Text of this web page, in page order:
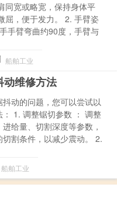
同宽或略宽，保持身体平
屈，便于发力。 2. 手臂姿
手臂弯曲约90度，手臂与
船舶工业
动维修方法
动的问题，您可以尝试以
： 1. 调整锯切参数 ： 调整
给量、切割深度等参数，
切割条件，以减少震动。 2.
船舶工业